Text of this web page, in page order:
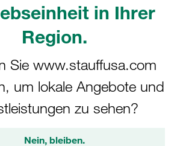
in Ihrer
Region.
Sie www.stauffusa.com
um lokale Angebote und
zu sehen?
Nein, bleiben.
Schwere Baureihe Gr.
Polypropylen W10
doppelt Deckpl., AS-
ohne Vorspannung
H-DPAS-AS-M-W10